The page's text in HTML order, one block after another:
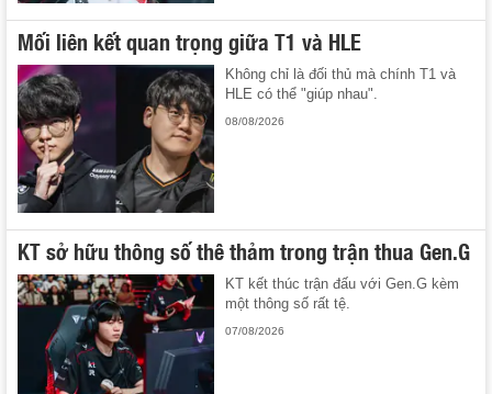
Mối liên kết quan trọng giữa T1 và HLE
Không chỉ là đối thủ mà chính T1 và
HLE có thể "giúp nhau".
08/08/2026
KT sở hữu thông số thê thảm trong trận thua Gen.G
KT kết thúc trận đấu với Gen.G kèm
một thông số rất tệ.
07/08/2026